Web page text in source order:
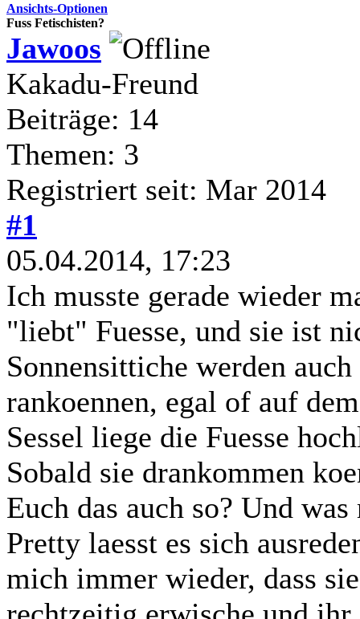
Ansichts-Optionen
Fuss Fetischisten?
Jawoos
Kakadu-Freund
Beiträge: 14
Themen: 3
Registriert seit: Mar 2014
#1
05.04.2014, 17:23
Ich musste gerade wieder
"liebt" Fuesse, und sie ist
Sonnensittiche werden
rankoennen, egal of auf
Sessel liege die Fuesse
Sobald sie drankommen
Euch das auch so? Und
Pretty laesst es sich
mich immer wieder, dass